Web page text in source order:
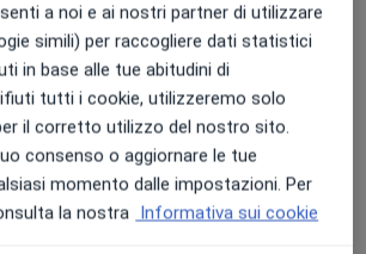
Izzo
·Altro
Indirizzo 2 Online
12, Salerno • Mappa
a noi e ai nostri partner di utilizzare
simili) per raccogliere dati statistici
in base alle tue abitudini di
tutti i cookie, utilizzeremo solo
il corretto utilizzo del nostro sito.
consenso o aggiornare le tue
momento dalle impostazioni. Per
la nostra Informativa sui cookie